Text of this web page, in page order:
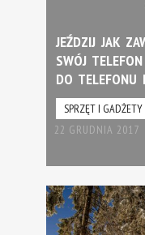
JEŹDZIJ JAK
SWÓJ
DO TELEFONU
SPRZĘT I GADŻETY
22 GRUDNIA 2017